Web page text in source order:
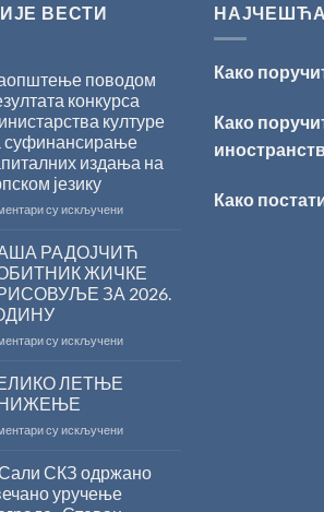
ВЕСТИ
поводом
конкурса
културе
суфинансирање
издања на
језику
су искљученина
поводом
резултата
конкурса
Министарства
за
српском
РАДОЈЧИЋ
ЖИЧКЕ
ЗА 2026.
су искљученина
ХРИСОВУЉЕ
2026.
ЛЕТЊЕ
су искљученина
СКЗ одржано
уручење
Како
Како
Како